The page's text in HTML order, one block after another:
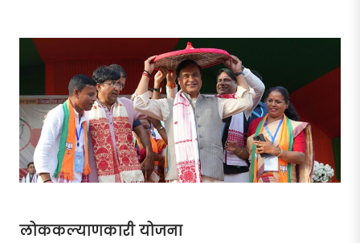
लोककल्याणकारी योजना